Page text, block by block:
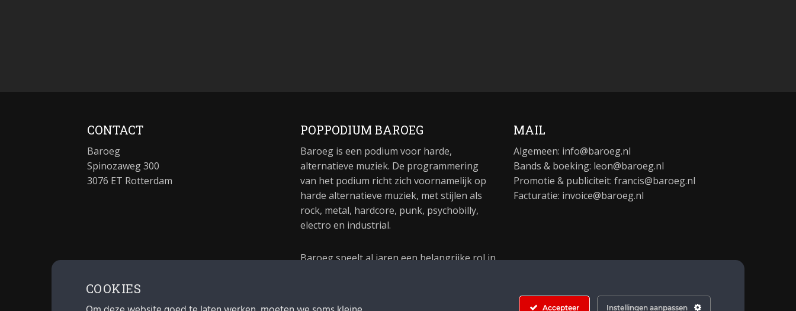
CONTACT
Baroeg
Spinozaweg 300
3076 ET Rotterdam
POPPODIUM BAROEG
Baroeg is een podium voor harde,
alternatieve muziek. De programmering
van het podium richt zich voornamelijk op
harde alternatieve muziek, met stijlen als
rock, metal, hardcore, punk, psychobilly,
electro en industrial.
Baroeg speelt al jaren een belangrijke rol in
MAIL
Algemeen: info@baroeg.nl
Bands & boeking: leon@baroeg.nl
Promotie & publiciteit: francis@baroeg.nl
Facturatie: invoice@baroeg.nl
COOKIES
Accepteer Instellingen aanpassen